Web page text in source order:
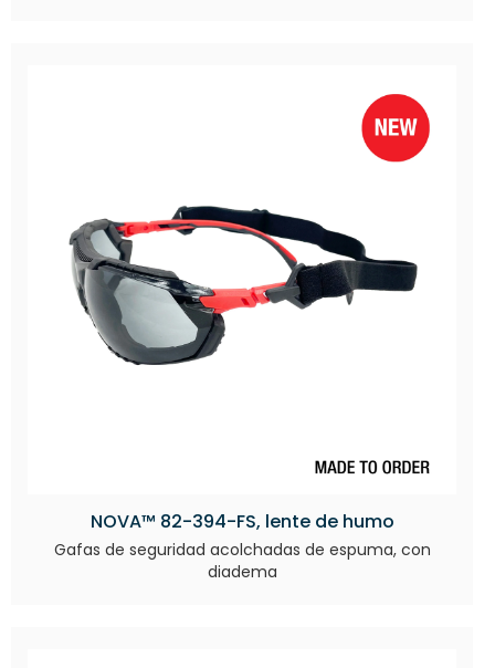
NOVA™ 82-394-FS, lente de humo
Gafas de seguridad acolchadas de espuma, con
diadema